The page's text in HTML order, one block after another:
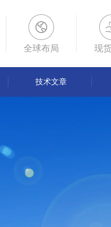
全球布局 现
技术文章